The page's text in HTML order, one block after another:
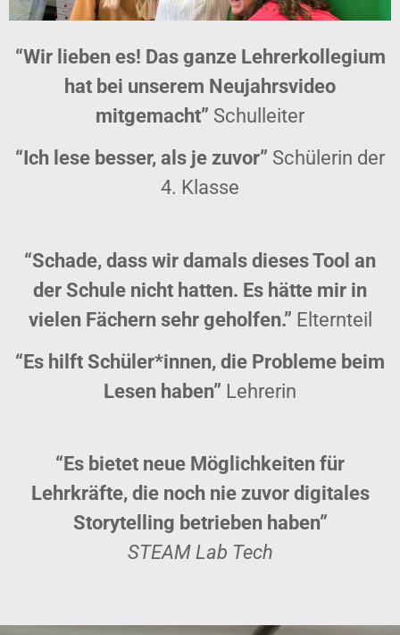
“Wir lieben es! Das ganze Lehrerkollegium
hat bei unserem Neujahrsvideo
mitgemacht” Schulleiter
“Ich lese besser, als je zuvor” Schülerin der
4. Klasse
“Schade, dass wir damals dieses Tool an
der Schule nicht hatten. Es hätte mir in
vielen Fächern sehr geholfen.” Elternteil
“Es hilft Schüler*innen, die Probleme beim
Lesen haben” Lehrerin
“Es bietet neue Möglichkeiten für
Lehrkräfte, die noch nie zuvor digitales
Storytelling betrieben haben”
STEAM Lab Tech